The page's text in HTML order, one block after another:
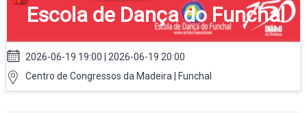
Escola de Dança do Funchal
2026-06-19 19:00 | 2026-06-19 20:00
Centro de Congressos da Madeira | Funchal